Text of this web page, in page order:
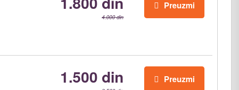
4.000 din
Preuzmi
1.500 din Preuzmi